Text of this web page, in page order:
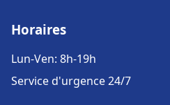
Horaires
Lun-Ven: 8h-19h
Service d'urgence 24/7